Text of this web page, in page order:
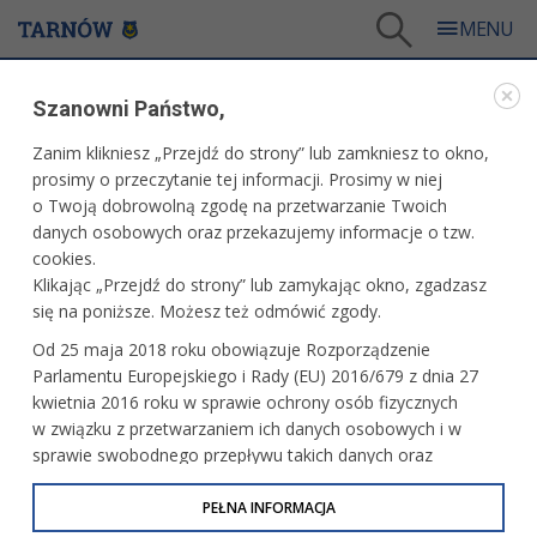
Dawid Wojna tuż za podium Otwartego Pucharu Polski
WARTO PRZECZYTAĆ
DAWID WOJNA TUŻ ZA PODIUM OTWARTEGO
PUCHARU POLSKI
10.06.2025, 14:07 Redakcja tarnow.pl
Młody judoka MKS Pałac Młodzieży Tarnów, Dawid Wojna
był o krok od miejsca na podium w rozgrywanym w Gdyni
turnieju Otwartego Pucharu Polski Judo Baltic Cup
w kategorii juniorów młodszych.
Szanowni Państwo,
Zanim klikniesz „Przejdź do strony” lub zamkniesz to okno,
prosimy o przeczytanie tej informacji. Prosimy w niej
o Twoją dobrowolną zgodę na przetwarzanie Twoich
danych osobowych oraz przekazujemy informacje o tzw.
cookies.
Klikając „Przejdź do strony” lub zamykając okno, zgadzasz
się na poniższe. Możesz też odmówić zgody.
Od 25 maja 2018 roku obowiązuje Rozporządzenie
Parlamentu Europejskiego i Rady (EU) 2016/679 z dnia 27
kwietnia 2016 roku w sprawie ochrony osób fizycznych
w związku z przetwarzaniem ich danych osobowych i w
sprawie swobodnego przepływu takich danych oraz
uchylenia dyrektywy 95/46/WE (określane jako RODO, GDPR
lub Ogólne Rozporządzenie o Ochronie Danych
PEŁNA INFORMACJA